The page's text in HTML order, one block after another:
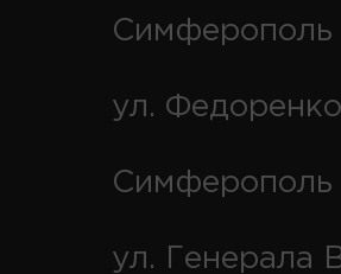
Симферополь
ул. Федоренко
Симферополь
ул. Генерала